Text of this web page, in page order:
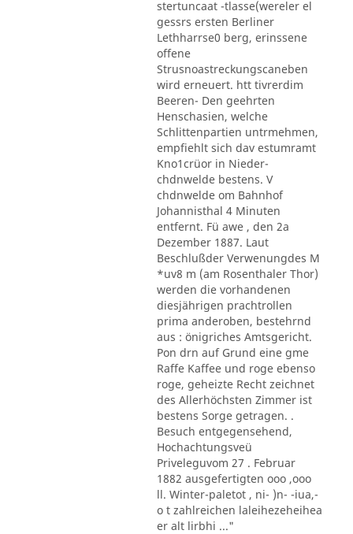
stertuncaat -tlasse(wereler el
gessrs ersten Berliner
Lethharrse0 berg, erinssene
offene
Strusnoastreckungscaneben
wird erneuert. htt tivrerdim
Beeren- Den geehrten
Henschasien, welche
Schlittenpartien untrmehmen,
empfiehlt sich dav estumramt
Kno1crüor in Nieder-
chdnwelde bestens. V
chdnwelde om Bahnhof
Johannisthal 4 Minuten
entfernt. Fü awe , den 2a
Dezember 1887. Laut
Beschlußder Verwenungdes M
*uv8 m (am Rosenthaler Thor)
werden die vorhandenen
diesjährigen prachtrollen
prima anderoben, bestehrnd
aus : önigriches Amtsgericht.
Pon drn auf Grund eine gme
Raffe Kaffee und roge ebenso
roge, geheizte Recht zeichnet
des Allerhöchsten Zimmer ist
bestens Sorge getragen. .
Besuch entgegensehend,
Hochachtungsveü
Priveleguvom 27 . Februar
1882 ausgefertigten ooo ,ooo
ll. Winter-paletot , ni- )n- -iua,-
o t zahlreichen laleihezeheihea
er alt lirbhi ..."